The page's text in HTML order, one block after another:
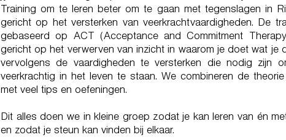
Training om te leren beter om te gaan met tegenslagen in
gericht op het versterken van veerkrachtvaardigheden. De
gebaseerd op ACT (Acceptance and Commitment
gericht op het verwerven van inzicht in waarom je doet wat je
vervolgens de vaardigheden te versterken die nodig zijn
veerkrachtig in het leven te staan. We combineren de
met veel tips en oefeningen.
Dit alles doen we in kleine groep zodat je kan leren van én
en zodat je steun kan vinden bij elkaar.